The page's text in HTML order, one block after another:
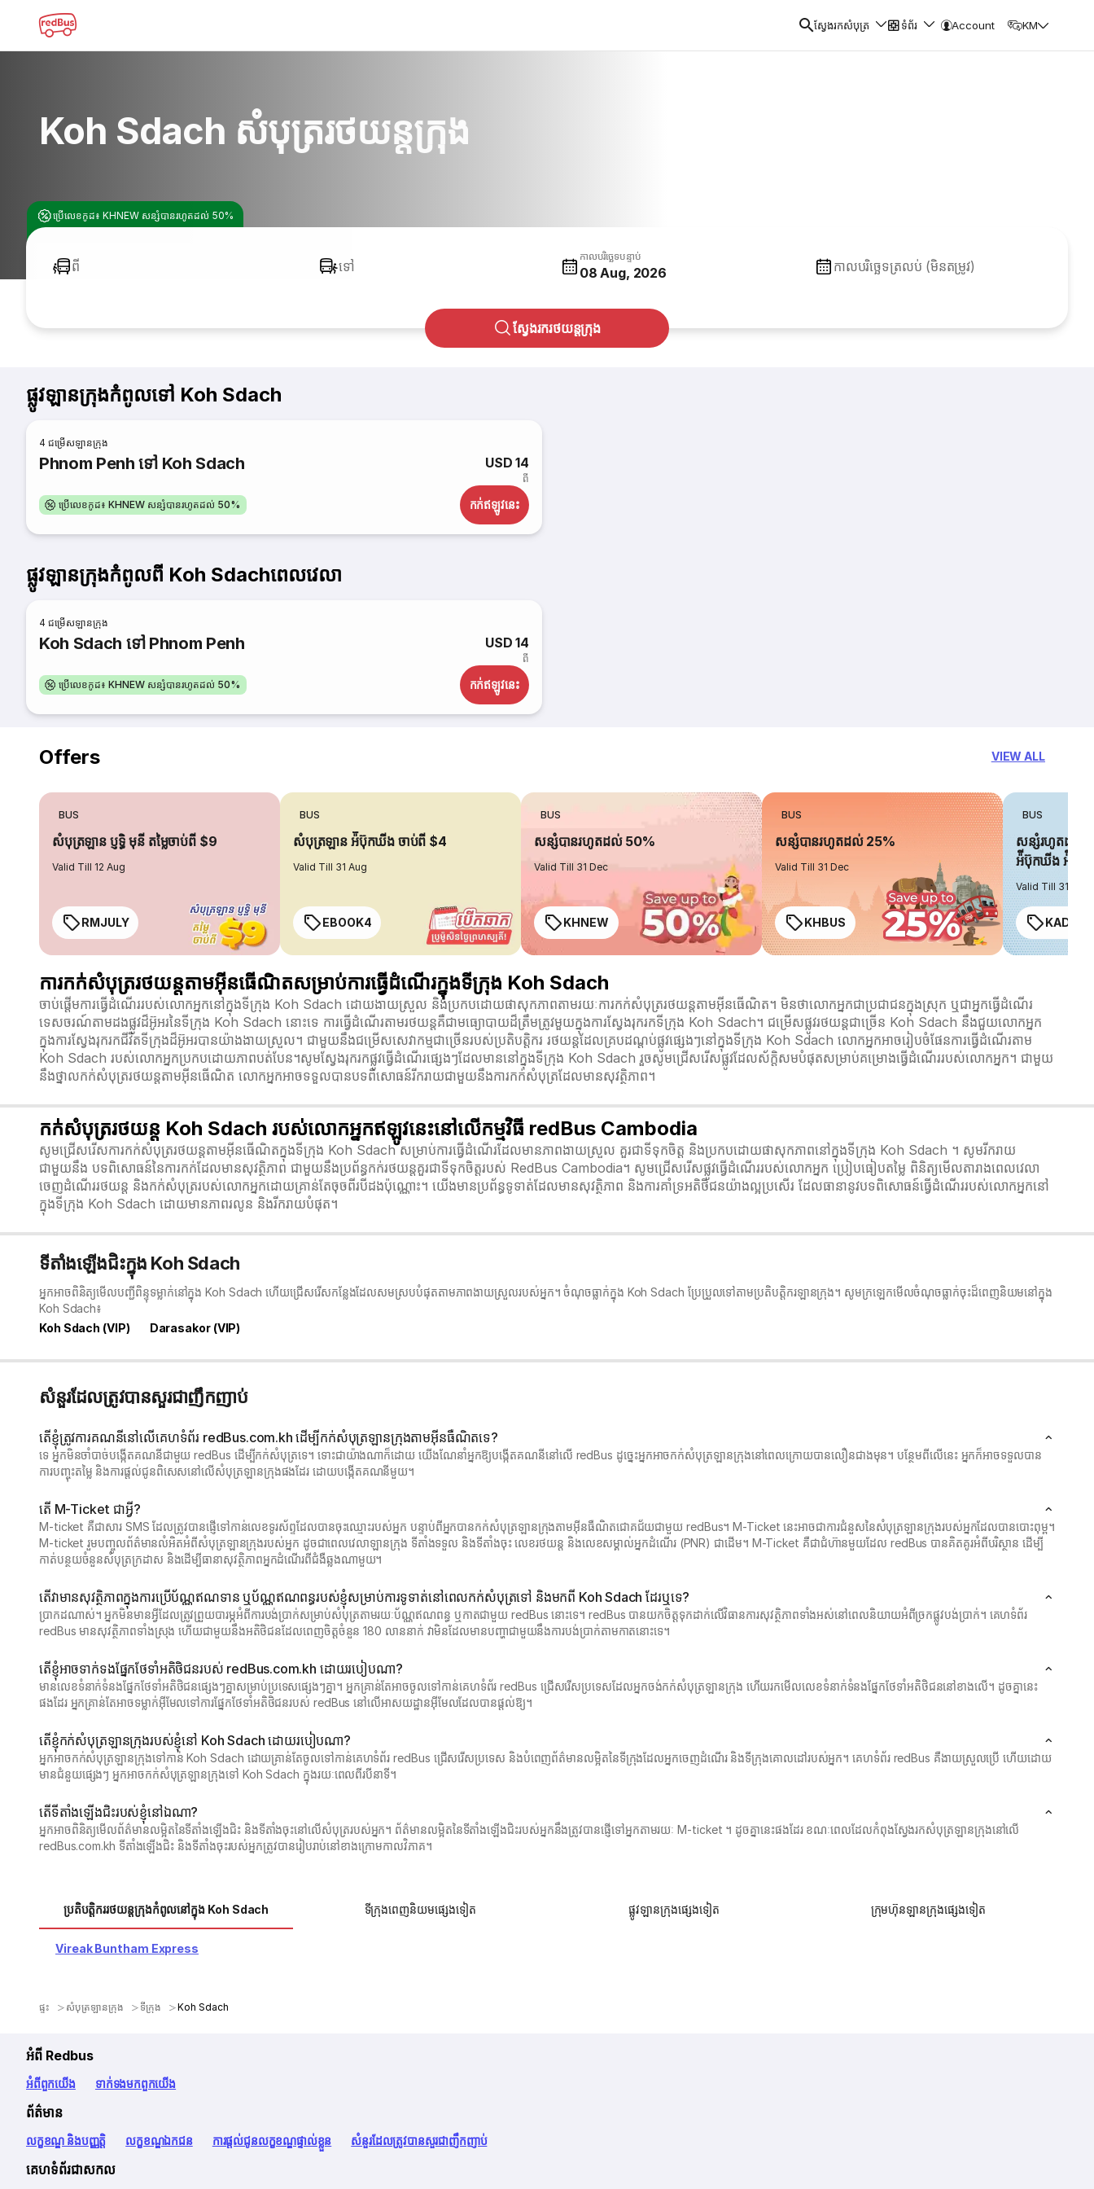
ស្វែងរកសំបុត្រ ទំព័រ Account KM
Koh Sdach សំបុត្ររថយន្តក្រុង
ប្រើលេខកូដ៖ KHNEW សន្សំបានរហូតដល់ 50%
ពី ទៅ
កាលបរិច្ឆេទបន្ទាប់
08 Aug, 2026 កាលបរិច្ឆេទត្រលប់ (មិនតម្រូវ)
ស្វែងរករថយន្តក្រុង
ផ្លូវឡានក្រុងកំពូលទៅ Koh Sdach
4 ជម្រើសឡានក្រុង
Phnom Penh ទៅ Koh Sdach USD 14
ពី
ប្រើលេខកូដ៖ KHNEW សន្សំបានរហូតដល់ 50% កក់​ឥឡូវនេះ
ផ្លូវឡានក្រុងកំពូលពី Koh Sdachពេលវេលា
4 ជម្រើសឡានក្រុង
Koh Sdach ទៅ Phnom Penh USD 14
ពី
ប្រើលេខកូដ៖ KHNEW សន្សំបានរហូតដល់ 50% កក់​ឥឡូវនេះ
Offers VIEW ALL
BUS
សំបុត្រឡាន ប្ញទ្ធិ មុនី តម្លៃចាប់ពី $9
Valid Till 12 Aug
RMJULY
BUS
សំបុត្រឡាន អ៉ីប៊ុកឃីង ចាប់ពី $4
Valid Till 31 Aug
EBOOK4
BUS
សន្សំបានរហូតដល់ 50%
Valid Till 31 Dec
KHNEW
BUS
សន្សំបានរហូតដល់ 25%
Valid Till 31 Dec
KHBUS
BUS
សន្សំរហូតដល់
អ៉ីប៊ុកឃីង អ៉ិចប្
Valid Till 31 Dec
KADO20
ការកក់សំបុត្ររថយន្តតាមអ៊ីនធើណិតសម្រាប់ការធ្វើដំណើរក្នុងទីក្រុង Koh Sdach
ចាប់ផ្តើមការធ្វើដំណើររបស់លោកអ្នកនៅក្នុងទីក្រុង Koh Sdach ដោយងាយស្រួល និងប្រកបដោយផាសុកភាពតាមរយៈការកក់សំបុត្ររថយន្តតាមអ៊ីនធើណិត។ មិនថាលោកអ្នកជាប្រជាជនក្នុងស្រុក ឬជាអ្នកធ្វើដំណើរ
ទេសចរណ៍តាមដងផ្លូវដ៏អ៊ូអរនៃទីក្រុង Koh Sdach នោះទេ ការធ្វើដំណើរតាមរថយន្តគឺជាមធ្យោបាយដ៏ត្រឹមត្រូវមួយក្នុងការស្វែងរុករកទីក្រុង Koh Sdach។ ជម្រើសផ្លូវរថយន្តជាច្រើន Koh Sdach នឹងជួយលោកអ្នក
ក្នុងការស្វែងរុករកជីវិតទីក្រុងដ៏អ៊ូ​អរបានយ៉ាងងាយស្រួល។ ជាមួយនឹងជម្រើសសេវាកម្មជាច្រើនរបស់ប្រតិបត្តិករ រថយន្តដែលគ្របដណ្តប់ផ្លូវផ្សេងៗនៅក្នុងទីក្រុង Koh Sdach លោកអ្នកអាចរៀបចំផែនការធ្វើដំណើរតាម
Koh Sdach របស់លោកអ្នកប្រកបដោយភាពបត់បែន។សូមស្វែងរុករកផ្លូវធ្វើដំណើរផ្សេងៗដែលមាននៅក្នុងទីក្រុង Koh Sdach រួចសូមជ្រើសរើសផ្លូវដែលស័ក្តិសមបំផុតសម្រាប់គម្រោងធ្វើដំណើររបស់លោកអ្នក។ ជាមួយ
នឹងថ្នាលកក់សំបុត្ររថយន្តតាមអ៊ីនធើណិត លោកអ្នកអាចទទួលបានបទពិសោធន៍រីករាយជាមួយនឹងការកក់សំបុត្រដែលមានសុវត្ថិភាព។
កក់សំបុត្ររថយន្ត Koh Sdach របស់លោកអ្នកឥឡូវនេះនៅលើកម្មវិធី redBus Cambodia
សូមជ្រើសរើសការកក់សំបុត្ររថយន្តតាមអ៊ីនធើណិតក្នុងទីក្រុង Koh Sdach សម្រាប់ការធ្វើដំណើរដែលមានភាពងាយស្រួល គួរជាទីទុកចិត្ត និងប្រកបដោយផាសុកភាពនៅក្នុងទីក្រុង Koh Sdach ។ សូមរីករាយ
ជាមួយនឹង បទពិសោធន៍នៃការកក់ដែលមានសុវត្ថិភាព ជាមួយនឹងប្រព័ន្ធកក់រថយន្តគួរជាទីទុកចិត្តរបស់ RedBus Cambodia។ សូមជ្រើសរើសផ្លូវធ្វើដំណើររបស់លោកអ្នក ប្រៀបធៀបតម្លៃ ពិនិត្យមើលតារាងពេលវេលា
ចេញដំណើររថយន្ត និងកក់សំបុត្ររបស់លោកអ្នកដោយគ្រាន់តែចុចពីរបីដងប៉ុណ្ណោះ។ យើងមានប្រព័ន្ធទូទាត់ដែលមានសុវត្ថិភាព និងការគាំទ្រអតិថិជនយ៉ាងល្អប្រសើរ ដែលធានានូវបទពិសោធន៍ធ្វើដំណើររបស់លោកអ្នកនៅ
ក្នុងទីក្រុង Koh Sdach ដោយមានភាពរលូន និងរីករាយបំផុត។
ទីតាំងឡើងជិះក្នុង Koh Sdach
អ្នកអាចពិនិត្យមើលបញ្ជីពិន្ទុទម្លាក់នៅក្នុង Koh Sdach ហើយជ្រើសរើសកន្លែងដែលសមស្របបំផុតតាមភាពងាយស្រួលរបស់អ្នក។ ចំណុចធ្លាក់ក្នុង Koh Sdach ប្រែប្រួលទៅតាមប្រតិបត្តិករឡានក្រុង។ សូមក្រឡេកមើលចំណុចធ្លាក់ចុះដ៏ពេញនិយមនៅក្នុង
Koh Sdach៖
Koh Sdach (VIP)
Darasakor (VIP)
សំនួរដែលត្រូវបានសួរជាញឹកញាប់
តើខ្ញុំត្រូវការគណនីនៅលើគេហទំព័រ redBus.com.kh ដើម្បីកក់សំបុត្រឡានក្រុងតាមអ៊ីនធឺណិតទេ?
ទេ អ្នកមិនចាំបាច់បង្កើតគណនីជាមួយ redBus ដើម្បីកក់សំបុត្រទេ។ ទោះជាយ៉ាងណាក៏ដោយ យើងណែនាំអ្នកឱ្យបង្កើតគណនីនៅលើ redBus ដូច្នេះអ្នកអាចកក់សំបុត្រឡានក្រុងនៅពេលក្រោយបានលឿនជាងមុន។ បន្ថែមពីលើនេះ អ្នកក៏អាចទទួលបាន
ការបញ្ចុះតម្លៃ និងការផ្តល់ជូនពិសេសនៅលើសំបុត្រឡានក្រុងផងដែរ ដោយបង្កើតគណនីមួយ។
តើ M-Ticket ជាអ្វី?
M-ticket គឺជាសារ SMS ដែលត្រូវបានផ្ញើទៅកាន់លេខទូរស័ព្ទដែលបានចុះឈ្មោះរបស់អ្នក បន្ទាប់ពីអ្នកបានកក់សំបុត្រឡានក្រុងតាមអ៊ីនធឺណិតជោគជ័យជាមួយ redBus។ M-Ticket នេះអាចជាការជំនួសនៃសំបុត្រឡានក្រុងរបស់អ្នកដែលបានបោះពុម្ព។
M-ticket រួមបញ្ចូលព័ត៌មានលំអិតអំពីសំបុត្រឡានក្រុងរបស់អ្នក ដូចជាពេលវេលាឡានក្រុង ទីតាំងទទួល និងទីតាំងចុះ លេខរថយន្ត និងលេខសម្គាល់អ្នកដំណើរ (PNR) ជាដើម។ M-Ticket គឺជាជំហ៊ានមួយដែល redBus បានគិតគូរអំពីបរិស្ថាន ដើម្បី
កាត់បន្ថយចំនួនសំបុត្រក្រដាស និងដើម្បីធានាសុវត្ថិភាពអ្នកដំណើរពីជំងឺឆ្លងណាមួយ។
តើវាមានសុវត្ថិភាពក្នុងការប្រើប័ណ្ណឥណទាន ឬប័ណ្ណឥណពន្ធរបស់ខ្ញុំសម្រាប់ការទូទាត់នៅពេលកក់សំបុត្រទៅ និងមកពី Koh Sdach ដែរឬទេ?
ប្រាកដណាស់។ អ្នកមិនមានអ្វីដែលត្រូវព្រួយបារម្ភអំពីការបង់ប្រាក់សម្រាប់សំបុត្រតាមរយៈប័ណ្ណឥណពន្ធ ឬកាតជាមួយ redBus នោះទេ។ redBus បានយកចិត្តទុកដាក់លើវិធានការសុវត្ថិភាពទាំងអស់នៅពេលនិយាយអំពីច្រកផ្លូវបង់ប្រាក់។ គេហទំព័រ
redBus មានសុវត្ថិភាពទាំងស្រុង ហើយជាមួយនឹងអតិថិជនដែលពេញចិត្តចំនួន 180 លាននាក់ វាមិនដែលមានបញ្ហាជាមួយនឹងការបង់ប្រាក់តាមកាតនោះទេ។
តើខ្ញុំអាចទាក់ទងផ្នែកថែទាំអតិថិជនរបស់ redBus.com.kh ដោយរបៀបណា?
មានលេខទំនាក់ទំនងផ្នែកថែទាំអតិថិជនផ្សេងៗគ្នាសម្រាប់ប្រទេសផ្សេងៗគ្នា។ អ្នកគ្រាន់តែអាចចូលទៅកាន់គេហទំព័រ redBus ជ្រើសរើសប្រទេសដែលអ្នកចង់កក់សំបុត្រឡានក្រុង ហើយរកមើលលេខទំនាក់ទំនងផ្នែកថែទាំអតិថិជននៅខាងលើ។ ដូចគ្នានេះ
ផងដែរ អ្នកគ្រាន់តែអាចទម្លាក់អ៊ីមែលទៅការផ្នែកថែទាំអតិថិជនរបស់ redBus នៅលើអាសយដ្ឋានអ៊ីមែលដែលបានផ្តល់ឱ្យ។
តើខ្ញុំកក់សំបុត្រឡានក្រុងរបស់ខ្ញុំនៅ Koh Sdach ដោយរបៀបណា?
អ្នកអាចកក់សំបុត្រឡានក្រុងទៅកាន់ Koh Sdach ដោយគ្រាន់តែចូលទៅកាន់គេហទំព័រ redBus ជ្រើសរើសប្រទេស និងបំពេញព័ត៌មានលម្អិតនៃទីក្រុងដែលអ្នកចេញដំណើរ និងទីក្រុងគោលដៅរបស់អ្នក។ គេហទំព័រ redBus គឺងាយស្រួលប្រើ ហើយដោយ
មានជំនួយផ្សេងៗ អ្នកអាចកក់សំបុត្រឡានក្រុងទៅ Koh Sdach ក្នុងរយៈពេលពីរបីនាទី។
តើ​ទីតាំងឡើងជិះ​របស់​ខ្ញុំ​នៅ​ឯណា?
អ្នក​អាច​ពិនិត្យ​មើល​ព័ត៌មាន​លម្អិត​នៃ​ទីតាំងឡើងជិះ និង​ទីតាំងចុះ​នៅលើ​សំបុត្រ​របស់​អ្នក។ ព័ត៌មានលម្អិតនៃទីតាំងឡើងជិះរបស់អ្នកនឹងត្រូវបានផ្ញើទៅអ្នកតាមរយៈ M-ticket ។ ដូចគ្នានេះផងដែរ ខណៈពេលដែលកំពុងស្វែងរកសំបុត្រឡានក្រុងនៅលើ
redBus.com.kh ទីតាំងឡើងជិះ និងទីតាំងចុះរបស់អ្នកត្រូវបានរៀបរាប់នៅខាងក្រោមកាលវិភាគ។
ប្រតិបត្តិកររថយន្តក្រុងកំពូលនៅក្នុង Koh Sdach ទីក្រុងពេញនិយមផ្សេងទៀត ផ្លូវឡានក្រុងផ្សេងទៀត ក្រុមហ៊ុនឡានក្រុងផ្សេងទៀត
Vireak Buntham Express
ផ្ទះ សំបុត្រឡានក្រុង ទីក្រុង Koh Sdach
អំពី Redbus
អំពី​ពួក​យើង ទាក់ទង​មក​ពួក​យើង
ព័ត៌មាន
លក្ខខណ្ឌ និងបញ្ញត្តិ លក្ខខណ្ឌឯកជន ការផ្តល់ជូនលក្ខខណ្ឌផ្ទាល់ខ្លួន សំនួរដែលត្រូវបានសួរជាញឹកញាប់
គេហទំព័រជាសកល